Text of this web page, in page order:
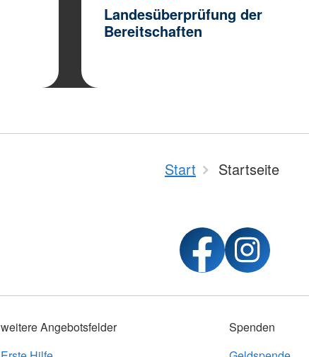
Landesüberprüfung der
Bereitschaften
Start Startseite
weitere Angebotsfelder
Spenden